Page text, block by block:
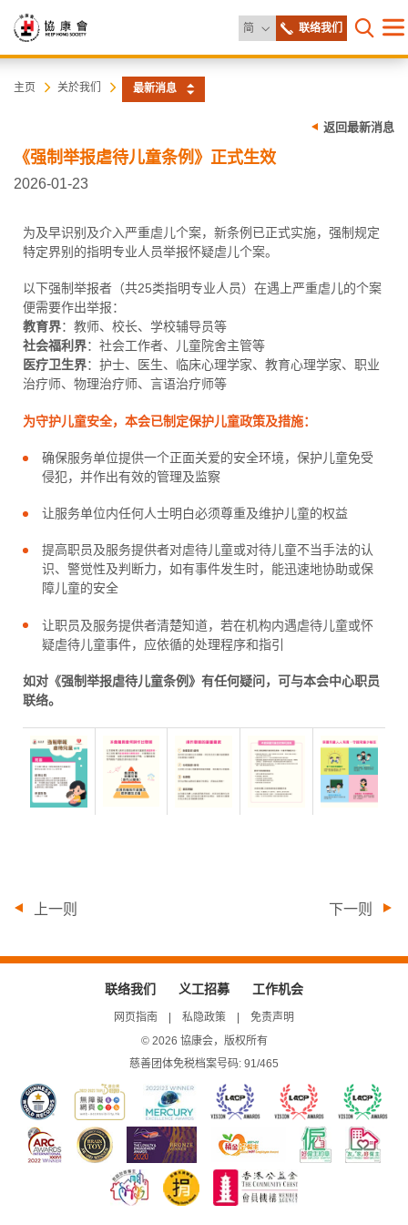
简 更改语言联络我们
打开目
协
会
主页 关於我们 最新消息
返回最新消息
《强制举报虐待儿童条例》正式生效
2026-01-23
为及早识别及介入严重虐儿个案，新条例已正式实施，强制规定
特定界别的指明专业人员举报怀疑虐儿个案。
以下强制举报者（共25类指明专业人员）在遇上严重虐儿的个案
便需要作出举报：
教育界：教师、校长、学校辅导员等
社会福利界：社会工作者、儿童院舍主管等
医疗卫生界：护士、医生、临床心理学家、教育心理学家、职业
治疗师、物理治疗师、言语治疗师等
为守护儿童安全，本会已制定保护儿童政策及措施：
确保服务单位提供一个正面关爱的安全环境，保护儿童免受
侵犯，并作出有效的管理及监察
让服务单位内任何人士明白必须尊重及维护儿童的权益
提高职员及服务提供者对虐待儿童或对待儿童不当手法的认
识、警觉性及判断力，如有事件发生时，能迅速地协助或保
障儿童的安全
让职员及服务提供者清楚知道，若在机构内遇虐待儿童或怀
疑虐待儿童事件，应依循的处理程序和指引
如对《强制举报虐待儿童条例》有任何疑问，可与本会中心职员
联络。
上一则 下一则
联络我们 义工招募 工作机会
网页指南 私隐政策
免责声明
© 2026 協康会，版权所有
慈善团体免税档案号码: 91/465